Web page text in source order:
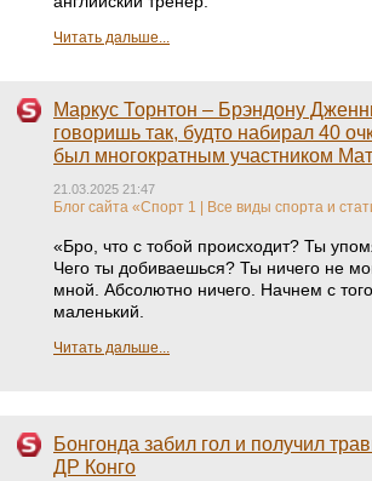
Читать дальше...
Маркус Торнтон – Брэндону
говоришь так, будто набирал 40
был многократным участником
21.03.2025 21:47
Блог сайта «Спорт 1 | Все виды спорта и
«Бро, что с тобой происходит? Ты
Чего ты добиваешься? Ты ничего не
мной. Абсолютно ничего. Начнем с
маленький.
Читать дальше...
Бонгонда забил гол и получил
ДР Конго